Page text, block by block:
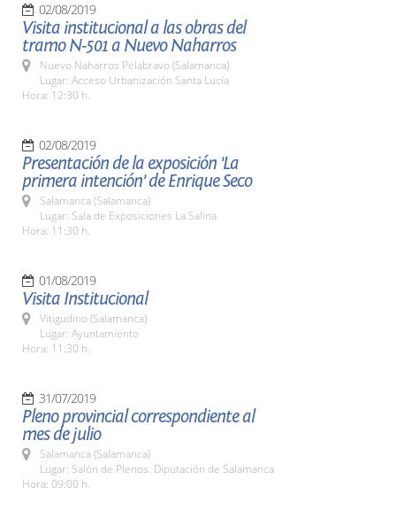
02/08/2019
Visita institucional a las obras del
tramo N-501 a Nuevo Naharros
Nuevo Naharros Pelabravo (Salamanca)
Lugar: Acceso Urbanización Santa Lucía
Hora: 12:30 h.
02/08/2019
Presentación de la exposición 'La
primera intención' de Enrique Seco
Salamanca (Salamanca)
Lugar: Sala de Exposiciones La Salina
Hora: 11:30 h.
01/08/2019
Visita Institucional
Vitigudino (Salamanca)
Lugar: Ayuntamiento
Hora: 11:30 h.
31/07/2019
Pleno provincial correspondiente al
mes de julio
Salamanca (Salamanca)
Lugar: Salón de Plenos. Diputación de Salamanca
Hora: 09:00 h.